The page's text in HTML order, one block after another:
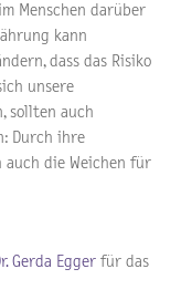
Menschen darüber
kann
dass das Risiko
unsere
sollten auch
Durch ihre
auch die Weichen für
Gerda Egger für das